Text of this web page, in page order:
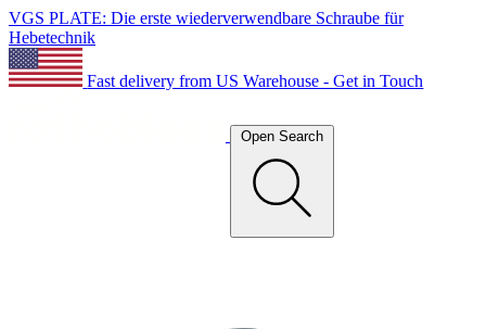
VGS PLATE: Die erste wiederverwendbare Schraube für
Hebetechnik
Fast delivery from US Warehouse - Get in Touch
Open Search